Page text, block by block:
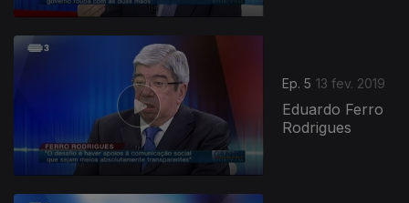
Ep. 5 13 fev. 2019
Eduardo Ferro
Rodrigues